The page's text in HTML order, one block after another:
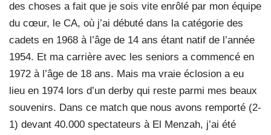
des choses a fait que je sois vite enrôlé par mon équipe
du cœur, le CA, où j’ai débuté dans la catégorie des
cadets en 1968 à l’âge de 14 ans étant natif de l’année
1954. Et ma carrière avec les seniors a commencé en
1972 à l’âge de 18 ans. Mais ma vraie éclosion a eu
lieu en 1974 lors d’un derby qui reste parmi mes beaux
souvenirs. Dans ce match que nous avons remporté (2-
1) devant 40.000 spectateurs à El Menzah, j’ai été